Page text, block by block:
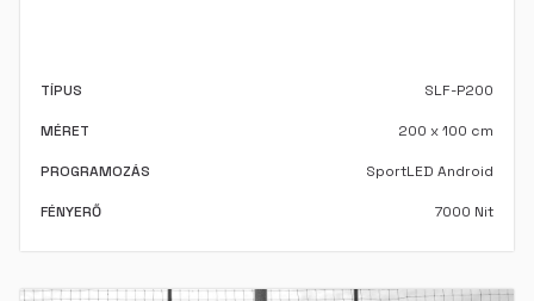
TÍPUS SLF-P200
MÉRET 200 x 100 cm
PROGRAMOZÁS SportLED Android
FÉNYERŐ 7000 Nit